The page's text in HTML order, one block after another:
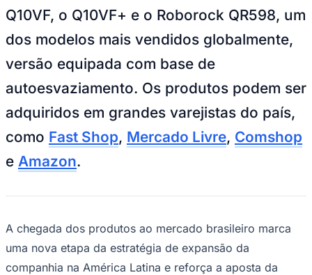
Times - Ir direto
Q10VF, o Q10VF+ e o Roborock QR598, um
dos modelos mais vendidos globalmente,
versão equipada com base de
autoesvaziamento. Os produtos podem ser
adquiridos em grandes varejistas do país,
como Fast Shop, Mercado Livre, Comshop
e Amazon.
A chegada dos produtos ao mercado brasileiro marca
uma nova etapa da estratégia de expansão da
companhia na América Latina e reforça a aposta da